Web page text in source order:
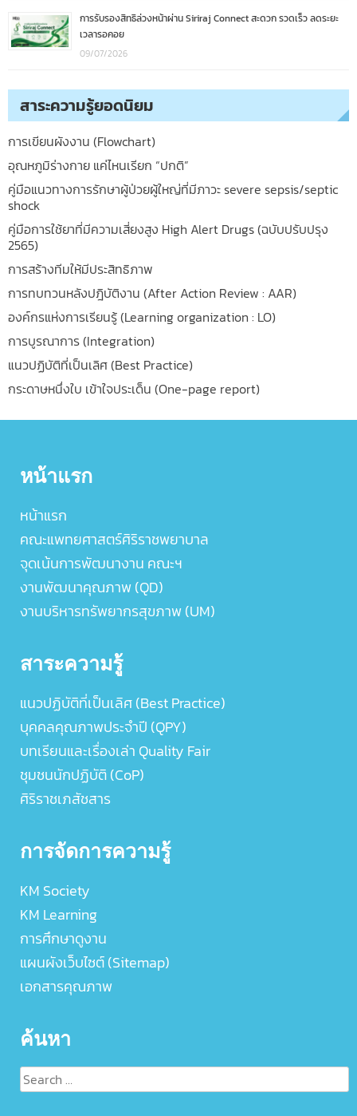
การรับรองสิทธิล่วงหน้าผ่าน Siriraj Connect สะดวก รวดเร็ว ลดระยะ
เวลารอคอย
09/07/2026
สาระความรู้ยอดนิยม
การเขียนผังงาน (Flowchart)
อุณหภูมิร่างกาย แค่ไหนเรียก “ปกติ”
คู่มือแนวทางการรักษาผู้ป่วยผู้ใหญ่ที่มีภาวะ severe sepsis/septic
shock
คู่มือการใช้ยาที่มีความเสี่ยงสูง High Alert Drugs (ฉบับปรับปรุง
2565)
การสร้างทีมให้มีประสิทธิภาพ
การทบทวนหลังปฎิบัติงาน (After Action Review : AAR)
องค์กรแห่งการเรียนรู้ (Learning organization : LO)
การบูรณาการ (Integration)
แนวปฏิบัติที่เป็นเลิศ (Best Practice)
กระดาษหนึ่งใบ เข้าใจประเด็น (One-page report)
หน้าแรก
หน้าแรก
คณะแพทยศาสตร์ศิริราชพยาบาล
จุดเน้นการพัฒนางาน คณะฯ
งานพัฒนาคุณภาพ (QD)
งานบริหารทรัพยากรสุขภาพ (UM)
สาระความรู้
แนวปฏิบัติที่เป็นเลิศ (Best Practice)
บุคคลคุณภาพประจำปี (QPY)
บทเรียนและเรื่องเล่า Quality Fair
ชุมชนนักปฏิบัติ (CoP)
ศิริราชเภสัชสาร
การจัดการความรู้
KM Society
KM Learning
การศึกษาดูงาน
แผนผังเว็บไซต์ (Sitemap)
เอกสารคุณภาพ
ค้นหา
Search
for: